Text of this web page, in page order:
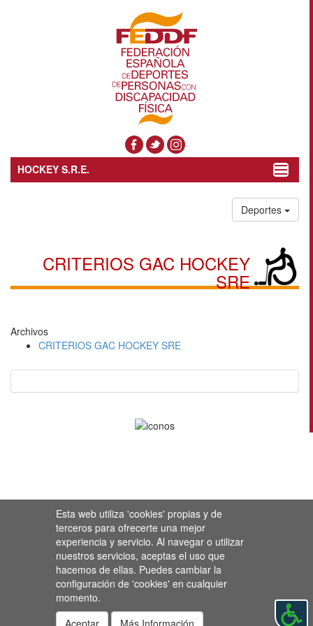
Esta web utiliza 'cookies' propias y de
terceros para ofrecerte una mejor
experiencia y servicio. Al navegar o utilizar
nuestros servicios, aceptas el uso que
hacemos de ellas. Puedes cambiar la
configuración de 'cookies' en cualquier
momento.
Aceptar
Más Información
HOCKEY S.R.E.
Toggle
Deportes
CRITERIOS GAC HOCKEY
SRE
Archivos
CRITERIOS GAC HOCKEY SRE